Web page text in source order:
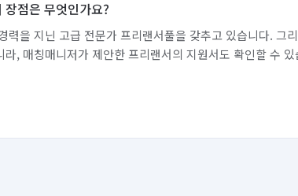
장점은 무엇인가요?
력을 지닌 고급 전문가 프리랜서풀을 갖추고 있습니다. 그
라, 매칭매니저가 제안한 프리랜서의 지원서도 확인할 수 있